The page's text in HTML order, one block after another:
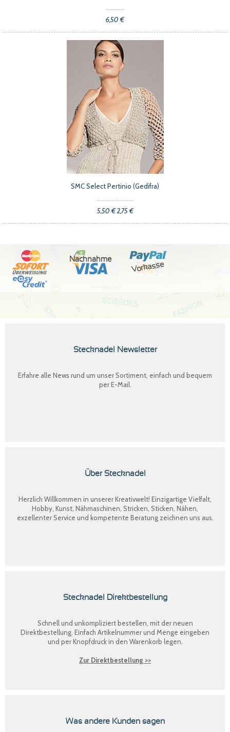
6,50 €
SMC Select Pertinio (Gedifra)
5,50 € 2,75 €
Nachnahme
Vorkasse
Stecknadel Newsletter
Erfahre alle News rund um unser Sortiment, einfach und bequem
per E-Mail.
Über Stecknadel
Herzlich Willkommen in unserer Kreativwelt! Einzigartige Vielfalt,
Hobby, Kunst, Nähmaschinen, Stricken, Sticken, Nähen,
exzellenter Service und kompetente Beratung zeichnen uns aus.
Stecknadel Direktbestellung
Schnell und unkompliziert bestellen, mit der neuen
Direktbestellung . Einfach Artikelnummer und Menge eingeben
und per Knopfdruck in den Warenkorb legen.
Zur Direktbestellung >>
Was andere Kunden sagen